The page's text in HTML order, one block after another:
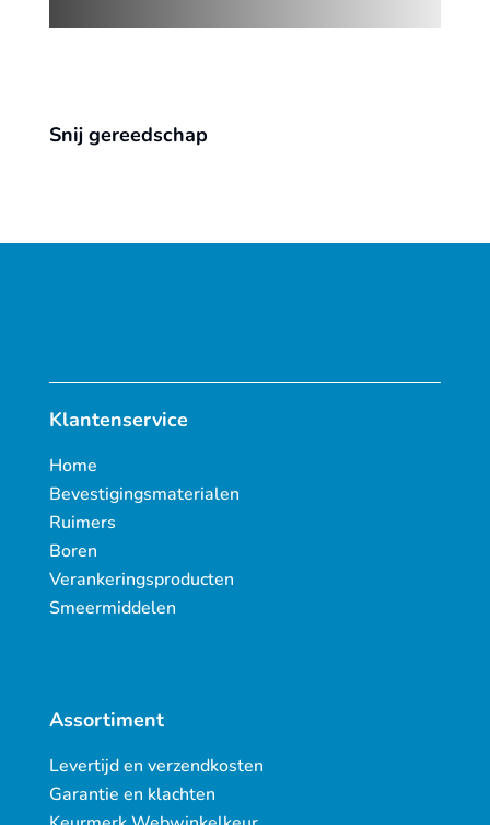
Snij gereedschap
Klantenservice
Home
Bevestigingsmaterialen
Ruimers
Boren
Verankeringsproducten
Smeermiddelen
Assortiment
Levertijd en verzendkosten
Garantie en klachten